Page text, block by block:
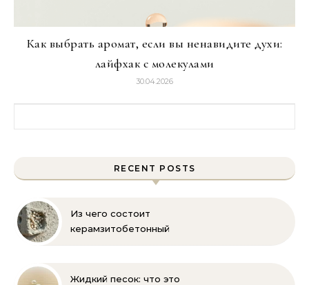
Как выбрать аромат, если вы ненавидите духи:
лайфхак с молекулами
30.04.2026
RECENT POSTS
Из чего состоит
керамзитобетонный
Жидкий песок: что это